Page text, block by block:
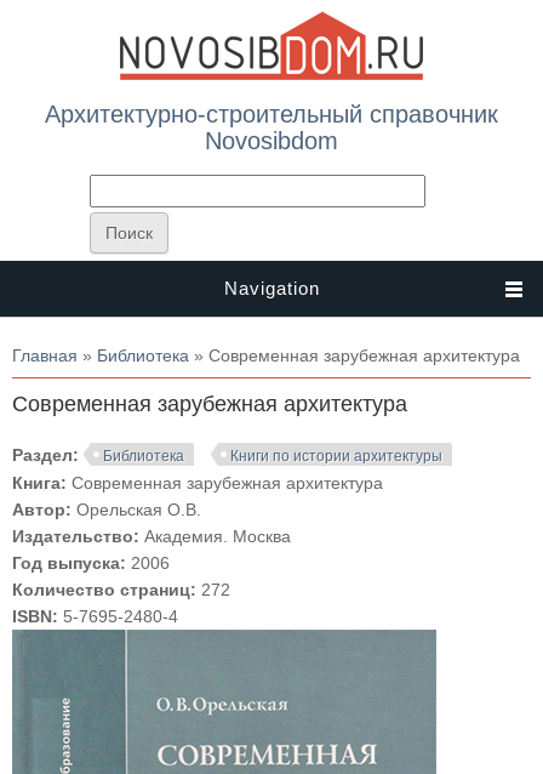
Архитектурно-строительный справочник
Novosibdom
Navigation
Вы здесь
Главная » Библиотека » Современная зарубежная архитектура
Современная зарубежная архитектура
Раздел: Библиотека Книги по истории архитектуры
Книга: Современная зарубежная архитектура
Автор: Орельская О.В.
Издательство: Академия. Москва
Год выпуска: 2006
Количество страниц: 272
ISBN: 5-7695-2480-4